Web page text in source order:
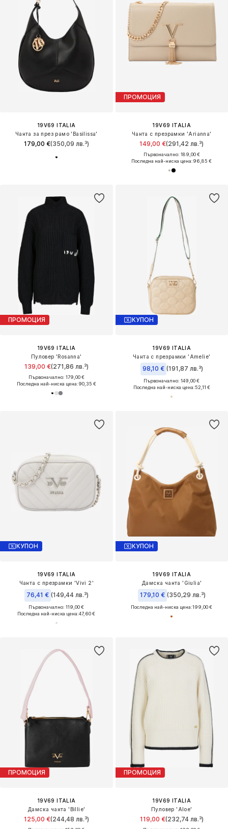
19V69 ITALIA
Чанта за през рамо 'Basilissa'
179,00 €(350,09 лв.³)
ПРОМОЦИЯ
19V69 ITALIA
Чанта с презрамки 'Arianna'
149,00 €(291,42 лв.³)
Първоначално: 189,00 €
Последна най-ниска цена:96,85 €
ПРОМОЦИЯ
19V69 ITALIA
Пуловер 'Rosanna'
139,00 €(271,86 лв.³)
Първоначално: 179,00 €
Последна най-ниска цена:90,35 €
КУПОН
19V69 ITALIA
Чанта с презрамки 'Amelie'
98,10 € (191,87 лв.³)
Първоначално: 149,00 €
Последна най-ниска цена:52,11 €
КУПОН
19V69 ITALIA
Чанта с презрамки 'Vivi 2'
76,41 € (149,44 лв.³)
Първоначално: 119,00 €
Последна най-ниска цена:47,60 €
КУПОН
19V69 ITALIA
Дамска чанта 'Giulia'
179,10 € (350,29 лв.³)
Последна най-ниска цена:199,00 €
ПРОМОЦИЯ
19V69 ITALIA
Дамска чанта 'Billie'
125,00 €(244,48 лв.³)
ПРОМОЦИЯ
19V69 ITALIA
Пуловер 'Aloe'
119,00 €(232,74 лв.³)